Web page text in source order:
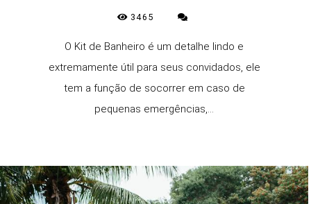
3465
O Kit de Banheiro é um detalhe lindo e
extremamente útil para seus convidados, ele
tem a função de socorrer em caso de
pequenas emergências,...